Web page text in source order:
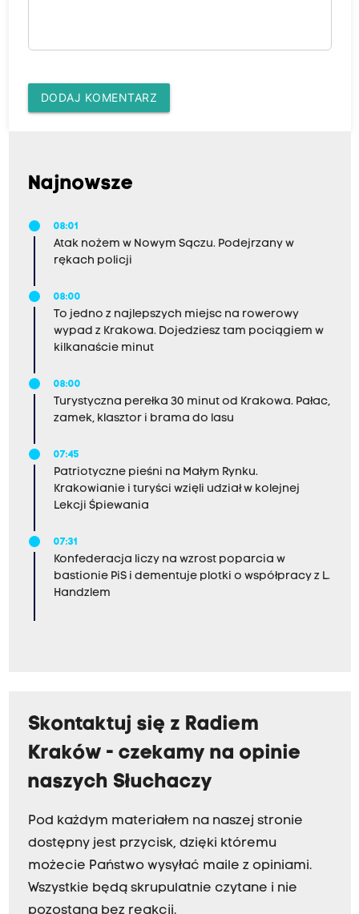
DODAJ KOMENTARZ
Najnowsze
08:01
Atak nożem w Nowym Sączu. Podejrzany w
rękach policji
08:00
To jedno z najlepszych miejsc na rowerowy
wypad z Krakowa. Dojedziesz tam pociągiem w
kilkanaście minut
08:00
Turystyczna perełka 30 minut od Krakowa. Pałac,
zamek, klasztor i brama do lasu
07:45
Patriotyczne pieśni na Małym Rynku.
Krakowianie i turyści wzięli udział w kolejnej
Lekcji Śpiewania
07:31
Konfederacja liczy na wzrost poparcia w
bastionie PiS i dementuje plotki o współpracy z L.
Handzlem
Skontaktuj się z Radiem
Kraków - czekamy na opinie
naszych Słuchaczy
Pod każdym materiałem na naszej stronie
dostępny jest przycisk, dzięki któremu
możecie Państwo wysyłać maile z opiniami.
Wszystkie będą skrupulatnie czytane i nie
pozostaną bez reakcji.